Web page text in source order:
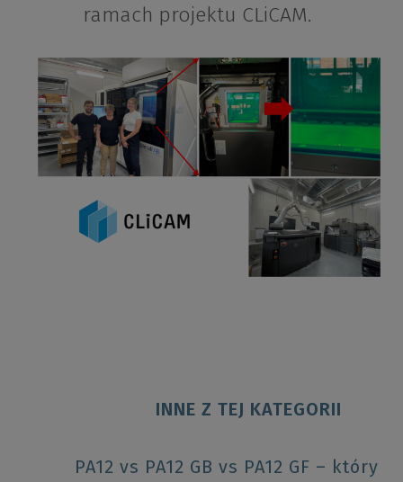
ramach projektu CLiCAM.
INNE Z TEJ KATEGORII
PA12 vs PA12 GB vs PA12 GF – który